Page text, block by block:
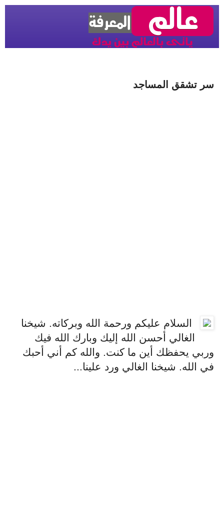
سر تشقق المساجد
السلام عليكم ورحمة الله وبركاته. شيخنا
الغالي أحسن الله إليك وبارك الله فيك
وربي يحفظك أين ما كنت. والله كم أني أحبك
في الله. شيخنا الغالي ورد علينا...